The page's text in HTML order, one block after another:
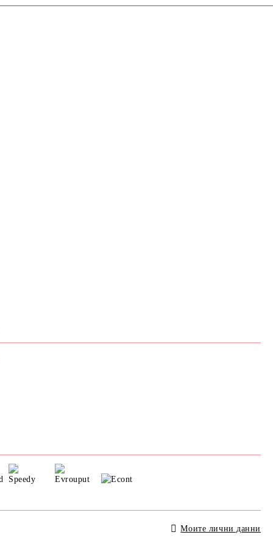
Моите лични данни